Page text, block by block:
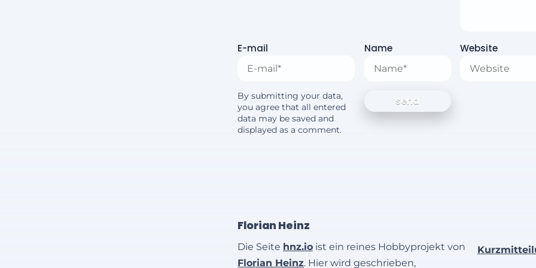
E-mail Name Website
By submitting your data,
you agree that all entered
data may be saved and
displayed as a comment.
Florian Heinz
Die Seite hnz.io ist ein reines Hobbyprojekt von
Florian Heinz. Hier wird geschrieben,